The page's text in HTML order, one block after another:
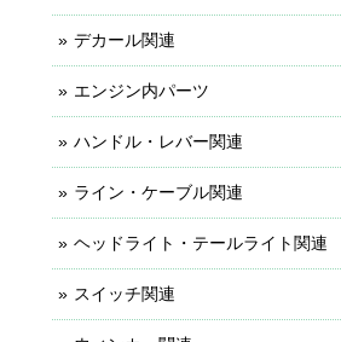
デカール関連
エンジン内パーツ
ハンドル・レバー関連
ライン・ケーブル関連
ヘッドライト・テールライト関連
スイッチ関連